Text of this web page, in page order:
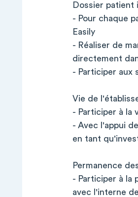
Dossier patient
- Pour chaque
Easily
- Réaliser de
directement
- Participer aux
Vie de
- Participer à la
- Avec l'appui
en tant
Permanence
- Participer à la
avec l'interne